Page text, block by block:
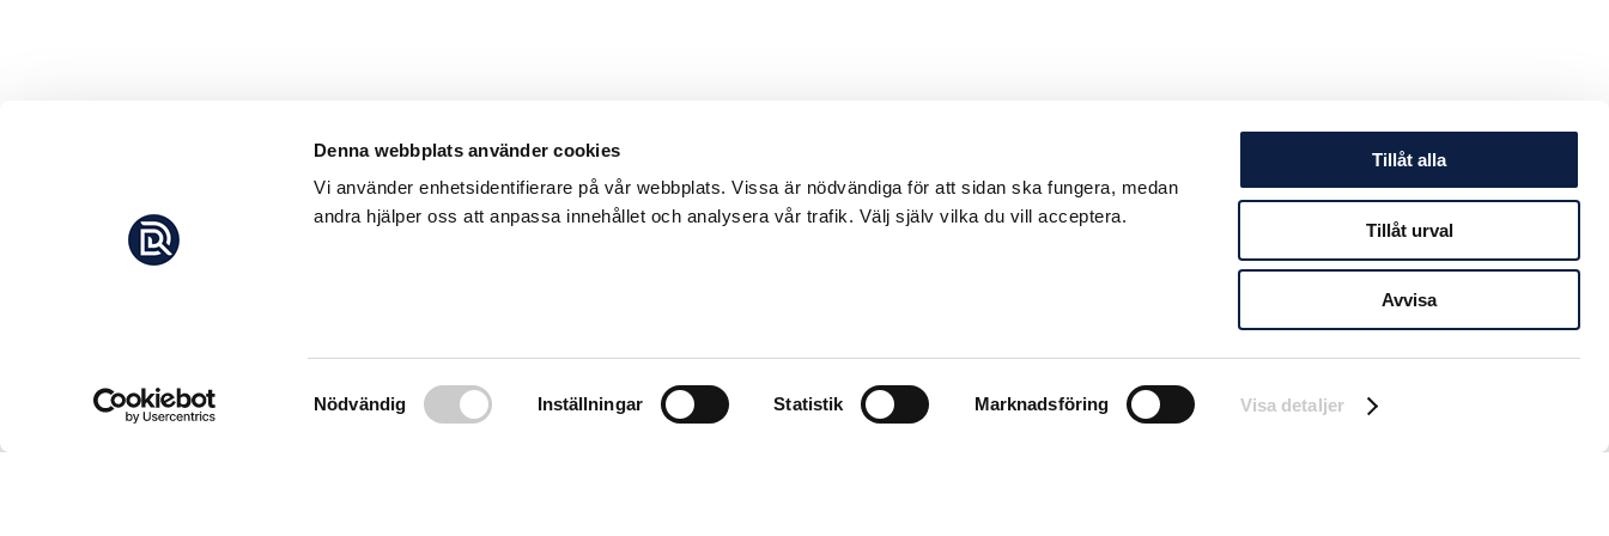
Denna webbplats använder cookies
Vi använder enhetsidentifierare på vår webbplats. Vissa är nödvändiga för att sidan ska fungera, medan
andra hjälper oss att anpassa innehållet och analysera vår trafik. Välj själv vilka du vill acceptera.
Samtyckesval
Nödvändig Inställningar Statistik Marknadsföring Visa detaljer
Tillåt alla
Tillåt urval
Avvisa